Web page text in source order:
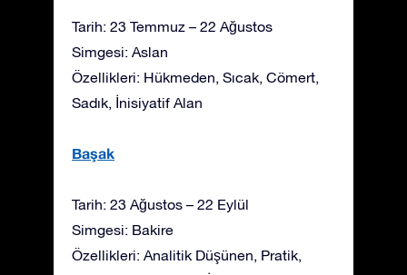
Tarih: 23 Temmuz – 22 Ağustos
Simgesi: Aslan
Özellikleri: Hükmeden, Sıcak, Cömert,
Sadık, İnisiyatif Alan
Başak
Tarih: 23 Ağustos – 22 Eylül
Simgesi: Bakire
Özellikleri: Analitik Düşünen, Pratik,